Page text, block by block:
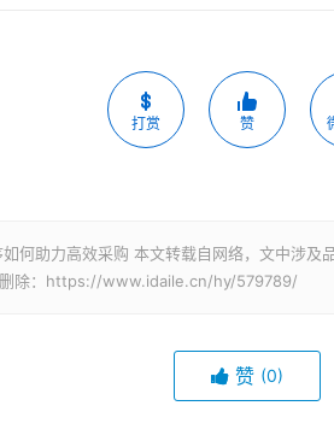
打赏 赞
何助力高效采购 本文转载自网络，文中涉
删除：https://www.idaile.cn/hy/579789/
赞 (0)